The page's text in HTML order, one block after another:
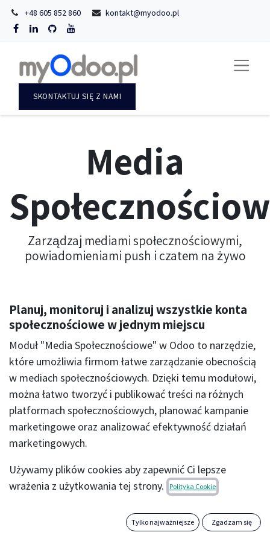
+48 605 852 860 kontakt@myodoo.pl
SKONTAKTUJ SIĘ Z NAMI
Media
Zarządzaj mediami społecznościowymi,
powiadomieniami push i czatem na żywo
Planuj, monitoruj i analizuj wszystkie konta
społecznościowe w jednym miejscu
Moduł "Media Społecznościowe" w Odoo to narzędzie,
które umożliwia firmom łatwe zarządzanie obecnością
w mediach społecznościowych. Dzięki temu modułowi,
można łatwo tworzyć i publikować treści na różnych
platformach społecznościowych, planować kampanie
marketingowe oraz analizować efektywność działań
marketingowych.
Dowiedz się więcej
Używamy plików cookies aby zapewnić Ci lepsze
wrażenia z użytkowania tej strony.
Polityka Cookie
Tylko najważniejsze Zgadzam się